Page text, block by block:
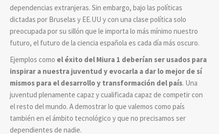
dependencias extranjeras. Sin embargo, bajo las políticas
dictadas por Bruselas y EE.UU y con una clase política solo
preocupada por su sillón que le importa lo más mínimo nuestro
futuro, el futuro de la ciencia española es cada día más oscuro.
Ejemplos como el éxito del Miura 1 deberían ser usados para
inspirar a nuestra juventud y evocarla a dar lo mejor de sí
mismos para el desarrollo y transformación del país. Una
juventud plenamente capaz y cualificada capaz de competir con
el resto del mundo. A demostrar lo que valemos como país
también en el ámbito tecnológico y que no precisamos ser
dependientes de nadie.